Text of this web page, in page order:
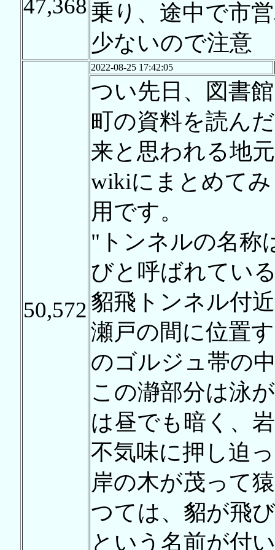
47,368 乗り、途中で市
少ないので注意
50,572
2022-08-25 17:42:05
つい先日、図書
町の資料を読ん
来と思われる地
wikiにまとめて
用です。
"トンネルの名称
びと呼ばれてい
貂飛トンネル付
瀬戸の間に位置
のゴルジュ帯の
この瀞部分は泳
は昼でも暗く、
不気味に押し迫
岸の木が茂って
つては、貂が飛
という名前が付